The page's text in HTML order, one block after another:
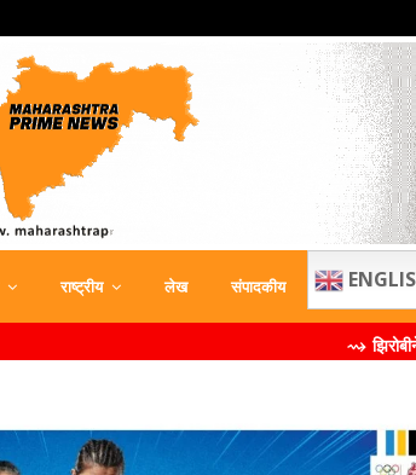
राष्ट्रीय लेख संपादकीय
⇝ झिरोबीने केली मिलिंद